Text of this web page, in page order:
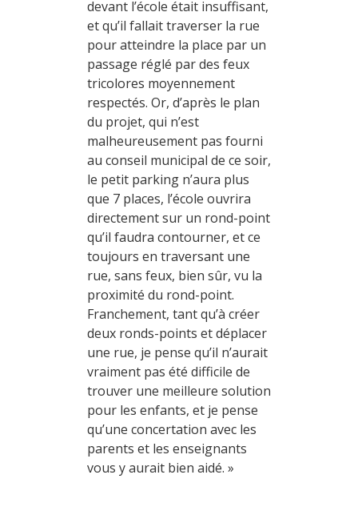
devant l’école était insuffisant,
et qu’il fallait traverser la rue
pour atteindre la place par un
passage réglé par des feux
tricolores moyennement
respectés. Or, d’après le plan
du projet, qui n’est
malheureusement pas fourni
au conseil municipal de ce soir,
le petit parking n’aura plus
que 7 places, l’école ouvrira
directement sur un rond-point
qu’il faudra contourner, et ce
toujours en traversant une
rue, sans feux, bien sûr, vu la
proximité du rond-point.
Franchement, tant qu’à créer
deux ronds-points et déplacer
une rue, je pense qu’il n’aurait
vraiment pas été difficile de
trouver une meilleure solution
pour les enfants, et je pense
qu’une concertation avec les
parents et les enseignants
vous y aurait bien aidé. »